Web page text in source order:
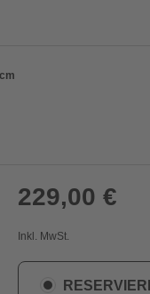
229,00 €
Inkl. MwSt.